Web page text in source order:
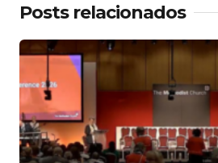
Posts relacionados